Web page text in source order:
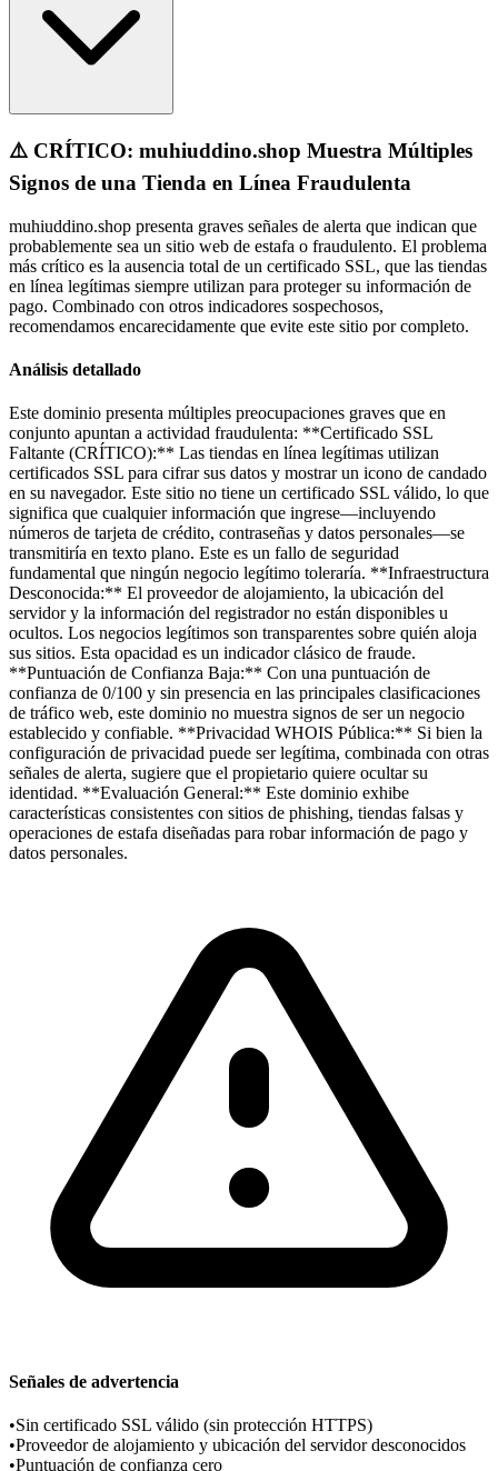
⚠️ CRÍTICO: muhiuddino.shop Muestra Múltiples
Signos de una Tienda en Línea Fraudulenta
muhiuddino.shop presenta graves señales de alerta que indican que
probablemente sea un sitio web de estafa o fraudulento. El problema
más crítico es la ausencia total de un certificado SSL, que las tiendas
en línea legítimas siempre utilizan para proteger su información de
pago. Combinado con otros indicadores sospechosos,
recomendamos encarecidamente que evite este sitio por completo.
Análisis detallado
Este dominio presenta múltiples preocupaciones graves que en
conjunto apuntan a actividad fraudulenta: **Certificado SSL
Faltante (CRÍTICO):** Las tiendas en línea legítimas utilizan
certificados SSL para cifrar sus datos y mostrar un icono de candado
en su navegador. Este sitio no tiene un certificado SSL válido, lo que
significa que cualquier información que ingrese—incluyendo
números de tarjeta de crédito, contraseñas y datos personales—se
transmitiría en texto plano. Este es un fallo de seguridad
fundamental que ningún negocio legítimo toleraría. **Infraestructura
Desconocida:** El proveedor de alojamiento, la ubicación del
servidor y la información del registrador no están disponibles u
ocultos. Los negocios legítimos son transparentes sobre quién aloja
sus sitios. Esta opacidad es un indicador clásico de fraude.
**Puntuación de Confianza Baja:** Con una puntuación de
confianza de 0/100 y sin presencia en las principales clasificaciones
de tráfico web, este dominio no muestra signos de ser un negocio
establecido y confiable. **Privacidad WHOIS Pública:** Si bien la
configuración de privacidad puede ser legítima, combinada con otras
señales de alerta, sugiere que el propietario quiere ocultar su
identidad. **Evaluación General:** Este dominio exhibe
características consistentes con sitios de phishing, tiendas falsas y
operaciones de estafa diseñadas para robar información de pago y
datos personales.
Señales de advertencia
•Sin certificado SSL válido (sin protección HTTPS)
•Proveedor de alojamiento y ubicación del servidor desconocidos
•Puntuación de confianza cero